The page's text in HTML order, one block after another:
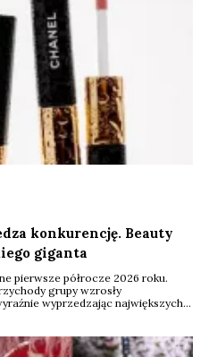
konkurencję. Beauty
giganta
pierwsze półrocze 2026 roku.
grupy wzrosły
wyprzedzając największych